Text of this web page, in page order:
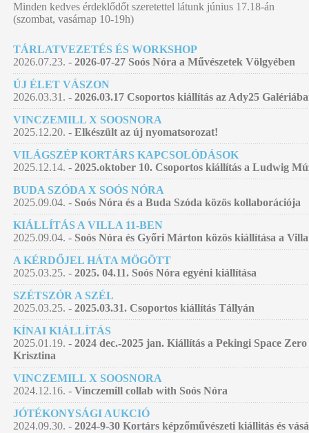
Minden kedves érdeklődőt szeretettel látunk június 17.18-án
(szombat, vasárnap 10-19h)
TÁRLATVEZETÉS ÉS WORKSHOP
2026.07.23. - 2026-07-27 Soós Nóra a Művészetek Völgyében
ÚJ ÉLET VÁSZON
2026.03.31. - 2026.03.17 Csoportos kiállítás az Ady25
VINCZEMILL X SOOSNORA
2025.12.20. - Elkészült az új nyomatsorozat!
VILÁGSZÉP KORTÁRS KAPCSOLÓDÁSOK
2025.12.14. - 2025.oktober 10. Csoportos kiállítás a Ludwig
BUDA SZÓDA X SOÓS NÓRA
2025.09.04. - Soós Nóra és a Buda Szóda közös kollaborációja
KIÁLLÍTÁS A VILLA 11-BEN
2025.09.04. - Soós Nóra és Győri Márton közös kiállítása a
A KÉRDŐJEL HÁTA MÖGÖTT
2025.03.25. - 2025. 04.11. Soós Nóra egyéni kiállítása
SZÉTSZÓR A SZÉL
2025.03.25. - 2025.03.31. Csoportos kiállítás Tállyán
KÍNAI KIÁLLÍTÁS
2025.01.19. - 2024 dec.-2025 jan. Kiállítás a Pekingi Space
Krisztina
VINCZEMILL X SOOSNORA
2024.12.16. - Vinczemill collab with Soós Nóra
JÓTÉKONYSÁGI AUKCIÓ
2024.09.30. - 2024-9-30 Kortárs képzőművészeti kiállitás és